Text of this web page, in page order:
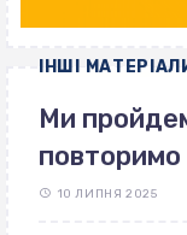
ІНШІ
Ми
10 ЛИПНЯ 2025